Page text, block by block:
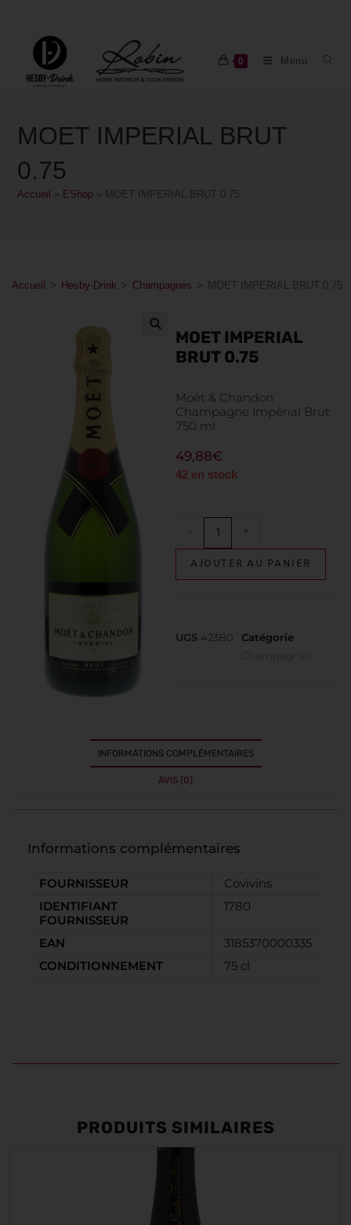
0 Menu
MOET IMPERIAL BRUT
0.75
Accueil EShop MOET IMPERIAL BRUT 0.75
Accueil > Hesby-Drink > Champagnes > MOET IMPERIAL BRUT 0.75
MOET IMPERIAL
BRUT 0.75
Moët & Chandon
Champagne Impérial Brut
750 ml
49,88€
42 en stock
- +
AJOUTER AU PANIER
UGS 423B0
Catégorie
Champagnes
INFORMATIONS COMPLÉMENTAIRES
AVIS (0)
Informations complémentaires
FOURNISSEUR
Covivins
IDENTIFIANT
FOURNISSEUR
1780
EAN
3185370000335
CONDITIONNEMENT
75 cl
PRODUITS SIMILAIRES